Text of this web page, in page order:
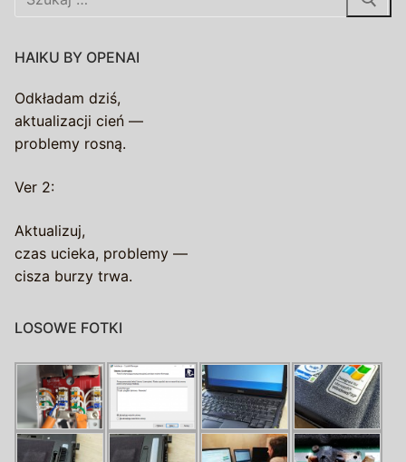
HAIKU BY OPENAI
Odkładam dziś,
aktualizacji cień —
problemy rosną.
Ver 2:
Aktualizuj,
czas ucieka, problemy —
cisza burzy trwa.
LOSOWE FOTKI